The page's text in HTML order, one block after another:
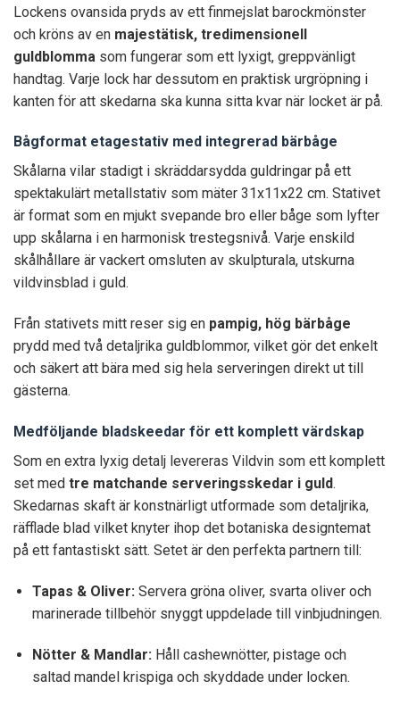
Lockens ovansida pryds av ett finmejslat barockmönster
och kröns av en majestätisk, tredimensionell
guldblomma som fungerar som ett lyxigt, greppvänligt
handtag. Varje lock har dessutom en praktisk urgröpning i
kanten för att skedarna ska kunna sitta kvar när locket är på.
Bågformat etagestativ med integrerad bärbåge
Skålarna vilar stadigt i skräddarsydda guldringar på ett
spektakulärt metallstativ som mäter 31x11x22 cm. Stativet
är format som en mjukt svepande bro eller båge som lyfter
upp skålarna i en harmonisk trestegsnivå. Varje enskild
skålhållare är vackert omsluten av skulpturala, utskurna
vildvinsblad i guld.
Från stativets mitt reser sig en pampig, hög bärbåge
prydd med två detaljrika guldblommor, vilket gör det enkelt
och säkert att bära med sig hela serveringen direkt ut till
gästerna.
Medföljande bladskeedar för ett komplett värdskap
Som en extra lyxig detalj levereras Vildvin som ett komplett
set med tre matchande serveringsskedar i guld.
Skedarnas skaft är konstnärligt utformade som detaljrika,
räfflade blad vilket knyter ihop det botaniska designtemat
på ett fantastiskt sätt. Setet är den perfekta partnern till:
Tapas & Oliver:Servera gröna oliver, svarta oliver och
marinerade tillbehör snyggt uppdelade till vinbjudningen.
Nötter & Mandlar: Håll cashewnötter, pistage och
saltad mandel krispiga och skyddade under locken.